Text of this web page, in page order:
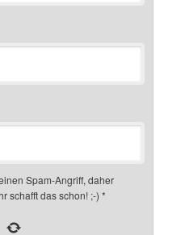
Spam-Angriff, daher
schafft das schon! ;-) *